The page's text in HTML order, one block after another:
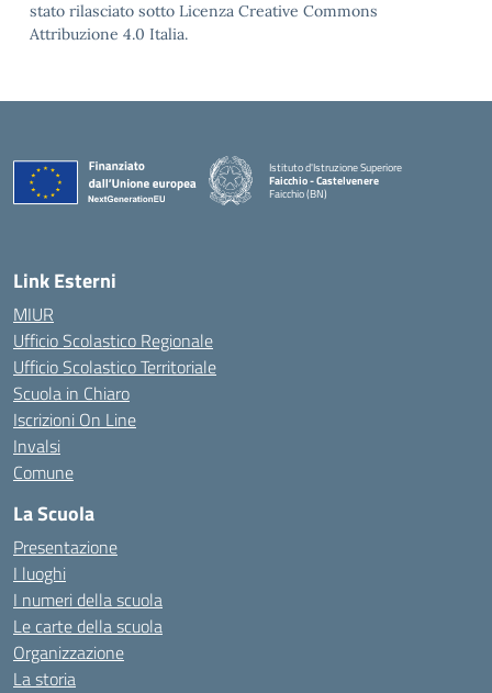
stato rilasciato sotto Licenza Creative Commons
Attribuzione 4.0 Italia.
Istituto d'Istruzione Superiore
Faicchio - Castelvenere
Faicchio (BN)
Link Esterni
MIUR
Ufficio Scolastico Regionale
Ufficio Scolastico Territoriale
Scuola in Chiaro
Iscrizioni On Line
Invalsi
Comune
La Scuola
Presentazione
I luoghi
I numeri della scuola
Le carte della scuola
Organizzazione
La storia